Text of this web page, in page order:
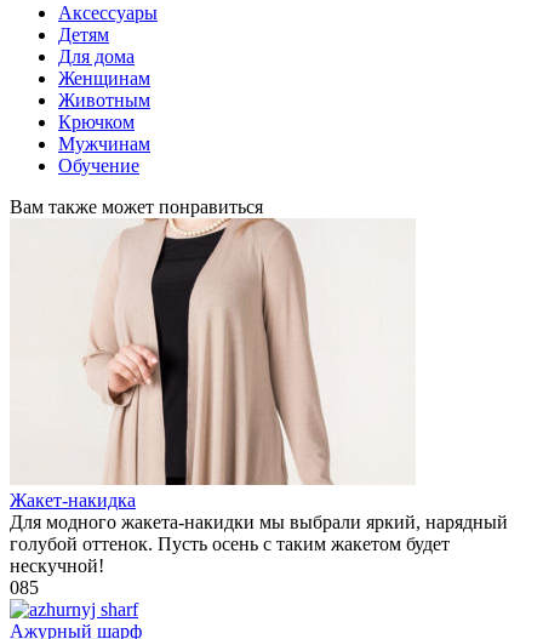
Аксессуары
Детям
Для дома
Женщинам
Животным
Крючком
Мужчинам
Обучение
Вам также может понравиться
Жакет-накидка
Для модного жакета-накидки мы выбрали яркий, нарядный
голубой оттенок. Пусть осень с таким жакетом будет
нескучной!
085
Ажурный шарф